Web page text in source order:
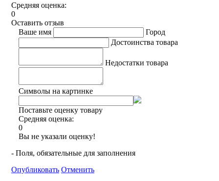
Средняя оценка:
0
Оставить отзыв
Ваше имя
Город
Достоинства товара
Недостатки товара
Символы на картинке
Поставьте оценку товару
Средняя оценка:
0
Вы не указали оценку!
- Поля, обязательные для заполнения
Опубликовать Отменить